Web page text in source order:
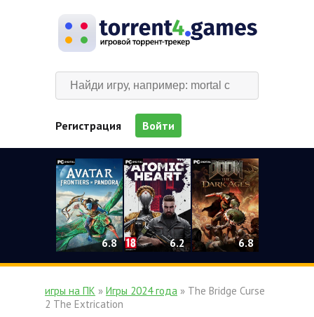
Регистрация Войти
6.8 6.2 6.8
игры на ПК » Игры 2024 года » The Bridge Curse
2 The Extrication